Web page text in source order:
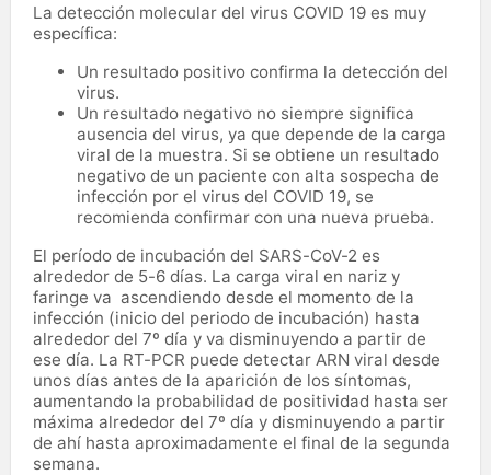
La detección molecular del virus COVID 19 es muy
específica:
Un resultado positivo confirma la detección del
virus.
Un resultado negativo no siempre significa
ausencia del virus, ya que depende de la carga
viral de la muestra. Si se obtiene un resultado
negativo de un paciente con alta sospecha de
infección por el virus del COVID 19, se
recomienda confirmar con una nueva prueba.
El período de incubación del SARS-CoV-2 es
alrededor de 5-6 días. La carga viral en nariz y
faringe va ascendiendo desde el momento de la
infección (inicio del periodo de incubación) hasta
alrededor del 7º día y va disminuyendo a partir de
ese día. La RT-PCR puede detectar ARN viral desde
unos días antes de la aparición de los síntomas,
aumentando la probabilidad de positividad hasta ser
máxima alrededor del 7º día y disminuyendo a partir
de ahí hasta aproximadamente el final de la segunda
semana.